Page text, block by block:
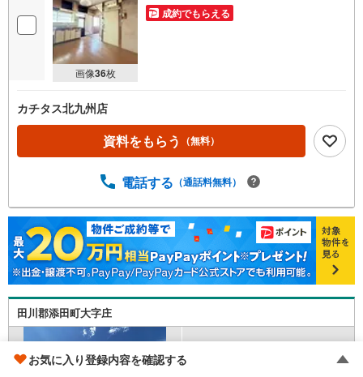
画像36枚
成約でもらえる
カチタス北九州店
資料をもらう （無料）
電話する （通話料無料）
田川郡添田町大字庄
お気に入り登録内容を確認する